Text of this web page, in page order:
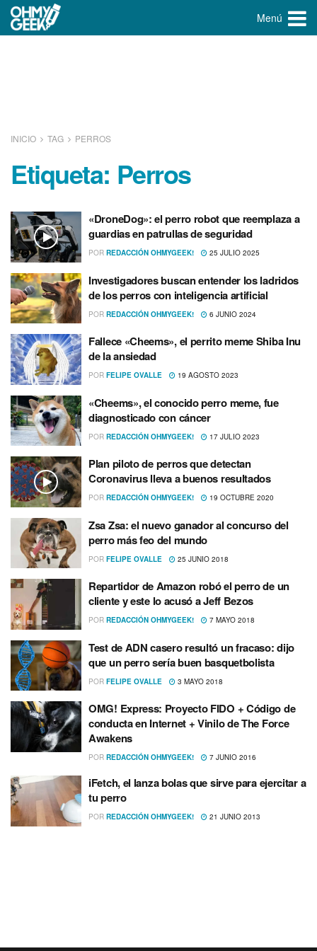
Menú
INICIO TAG PERROS
Etiqueta: Perros
«DroneDog»: el perro robot que reemplaza a
guardias en patrullas de seguridad
POR REDACCIÓN OHMYGEEK! 25 JULIO 2025
Investigadores buscan entender los ladridos
de los perros con inteligencia artificial
POR REDACCIÓN OHMYGEEK! 6 JUNIO 2024
Fallece «Cheems», el perrito meme Shiba Inu
de la ansiedad
POR FELIPE OVALLE 19 AGOSTO 2023
«Cheems», el conocido perro meme, fue
diagnosticado con cáncer
POR REDACCIÓN OHMYGEEK! 17 JULIO 2023
Plan piloto de perros que detectan
Coronavirus lleva a buenos resultados
POR REDACCIÓN OHMYGEEK! 19 OCTUBRE 2020
Zsa Zsa: el nuevo ganador al concurso del
perro más feo del mundo
POR FELIPE OVALLE 25 JUNIO 2018
Repartidor de Amazon robó el perro de un
cliente y este lo acusó a Jeff Bezos
POR REDACCIÓN OHMYGEEK! 7 MAYO 2018
Test de ADN casero resultó un fracaso: dijo
que un perro serí­a buen basquetbolista
POR FELIPE OVALLE 3 MAYO 2018
OMG! Express: Proyecto FIDO + Código de
conducta en Internet + Vinilo de The Force
Awakens
POR REDACCIÓN OHMYGEEK! 7 JUNIO 2016
iFetch, el lanza bolas que sirve para ejercitar a
tu perro
POR REDACCIÓN OHMYGEEK! 21 JUNIO 2013